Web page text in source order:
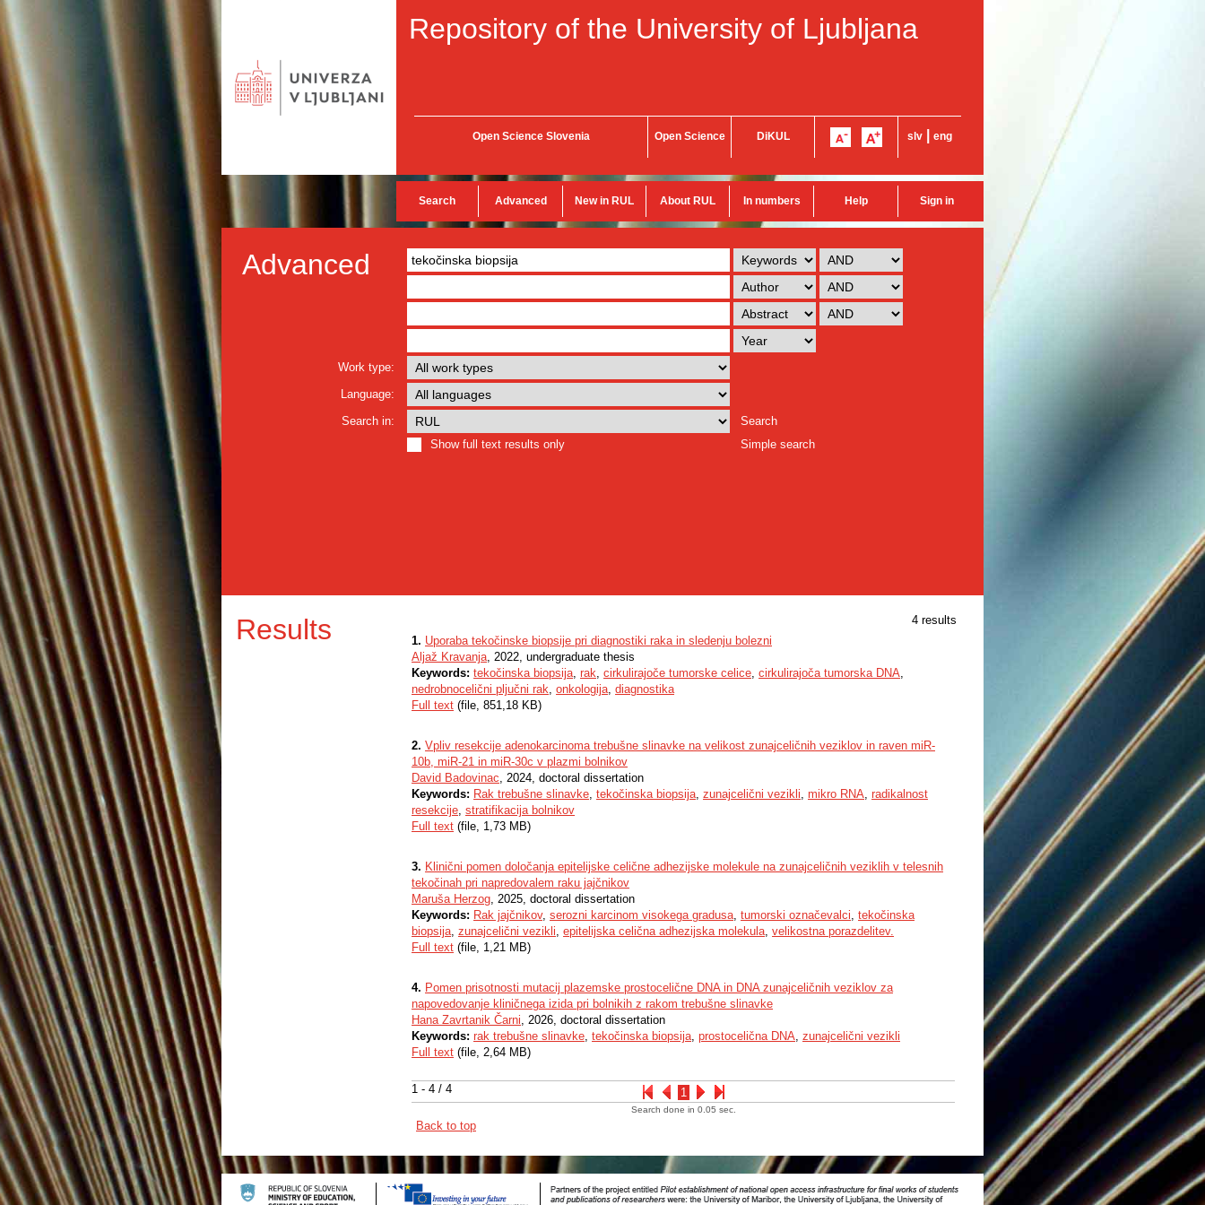
Repository of the University of Ljubljana
Open Science Slovenia Open Science DiKUL slv eng
Search Advanced New in RUL About RUL In numbers Help Sign in
Advanced
Work type:
Language:
Search in:
Search
Show full text results only
Simple search
Results 4 results
1 - 4 / 4 1
1. Uporaba tekočinske biopsije pri diagnostiki raka in sledenju bolezni
Aljaž Kravanja, 2022, undergraduate thesis
Keywords: tekočinska biopsija, rak, cirkulirajoče tumorske celice, cirkulirajoča tumorska DNA,
nedrobnocelični pljučni rak, onkologija, diagnostika
Full text (file, 851,18 KB)
2. Vpliv resekcije adenokarcinoma trebušne slinavke na velikost zunajceličnih veziklov in raven miR-
10b, miR-21 in miR-30c v plazmi bolnikov
David Badovinac, 2024, doctoral dissertation
Keywords: Rak trebušne slinavke, tekočinska biopsija, zunajcelični vezikli, mikro RNA, radikalnost
resekcije, stratifikacija bolnikov
Full text (file, 1,73 MB)
3. Klinični pomen določanja epitelijske celične adhezijske molekule na zunajceličnih veziklih v telesnih
tekočinah pri napredovalem raku jajčnikov
Maruša Herzog, 2025, doctoral dissertation
Keywords: Rak jajčnikov, serozni karcinom visokega gradusa, tumorski označevalci, tekočinska
biopsija, zunajcelični vezikli, epitelijska celična adhezijska molekula, velikostna porazdelitev.
Full text (file, 1,21 MB)
4. Pomen prisotnosti mutacij plazemske prostocelične DNA in DNA zunajceličnih veziklov za
napovedovanje kliničnega izida pri bolnikih z rakom trebušne slinavke
Hana Zavrtanik Čarni, 2026, doctoral dissertation
Keywords: rak trebušne slinavke, tekočinska biopsija, prostocelična DNA, zunajcelični vezikli
Full text (file, 2,64 MB)
Search done in 0.05 sec.
Back to top